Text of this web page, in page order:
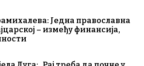
Једна православна
– између финансија,